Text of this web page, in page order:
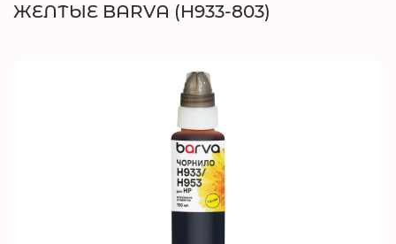
ЖЕЛТЫЕ BARVA (H933-803)